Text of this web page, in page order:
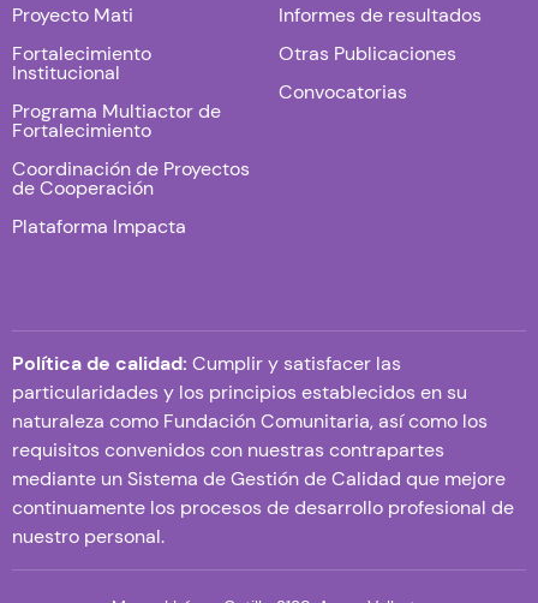
Proyecto Mati
Fortalecimiento
Institucional
Programa Multiactor de
Fortalecimiento
Coordinación de Proyectos
de Cooperación
Plataforma Impacta
Informes de resultados
Otras Publicaciones
Convocatorias
Política de calidad: Cumplir y satisfacer las
particularidades y los principios establecidos en su
naturaleza como Fundación Comunitaria, así como los
requisitos convenidos con nuestras contrapartes
mediante un Sistema de Gestión de Calidad que mejore
continuamente los procesos de desarrollo profesional de
nuestro personal.